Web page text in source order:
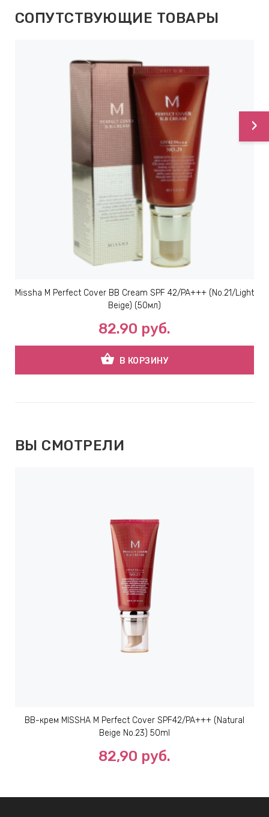
СОПУТСТВУЮЩИЕ ТОВАРЫ
Missha M Perfect Cover BB Cream SPF 42/PA+++ (No.21/Light
Beige) (50мл)
82.90 руб.
shopping_basket В КОРЗИНУ
›
ВЫ СМОТРЕЛИ
ВВ-крем MISSHA M Perfect Cover SPF42/PA+++ (Natural
Beige No.23) 50ml
82,90 руб.